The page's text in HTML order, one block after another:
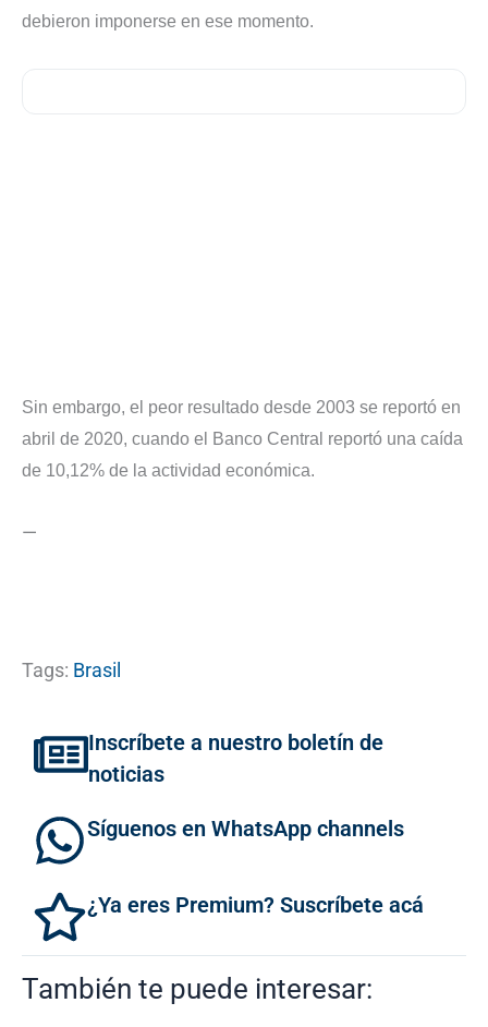
debieron imponerse en ese momento.
Sin embargo, el peor resultado desde 2003 se reportó en
abril de 2020, cuando el Banco Central reportó una caída
de 10,12% de la actividad económica.
—
Tags: Brasil
Inscríbete a nuestro boletín de
noticias
Síguenos en WhatsApp channels
¿Ya eres Premium? Suscríbete acá
También te puede interesar: